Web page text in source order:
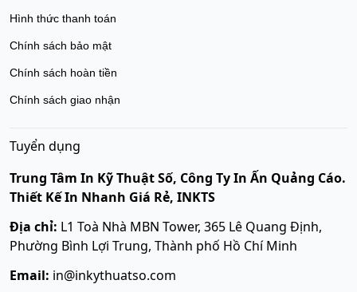
Hình thức thanh toán
Chính sách bảo mật
Chính sách hoàn tiền
Chính sách giao nhận
Tuyển dụng
Trung Tâm In Kỹ Thuật Số, Công Ty In Ấn Quảng Cáo.
Thiết Kế In Nhanh Giá Rẻ, INKTS
Địa chỉ: L1 Toà Nhà MBN Tower, 365 Lê Quang Định,
Phường Bình Lợi Trung, Thành phố Hồ Chí Minh
Email: in@inkythuatso.com